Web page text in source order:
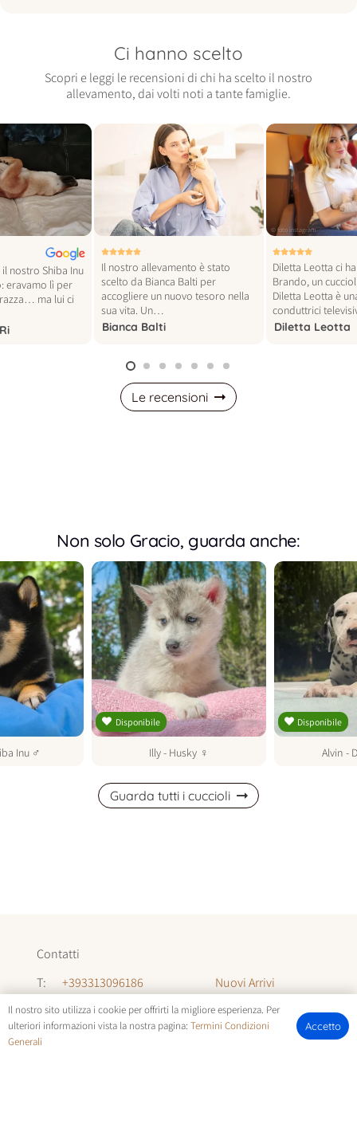
Ci hanno scelto
Scopri e leggi le recensioni di chi ha scelto il nostro
allevamento, dai volti noti a tante famiglie.
nostro Shiba Inu
eravamo lì per
ma lui ci
© foto vogue italia
Il nostro allevamento è stato
scelto da Bianca Balti per
accogliere un nuovo tesoro nella
sua vita. Un…
Bianca Balti
© foto instagram
Diletta Leotta ci
Brando, un
Diletta Leotta è
conduttrici
Diletta Leotta
Le recensioni
Non solo Gracio, guarda anche:
Inu ♂
Disponibile
Illy- Husky ♀
Disponibile
Alvin -
Guarda tutti i cuccioli
Contatti
T:
+393313096186
T:
+393294142035
E:
Nuovi Arrivi
Informazioni
Chi Siamo
Il nostro sito utilizza i cookie per offrirti la migliore esperienza. Per
ulteriori informazioni vista la nostra pagina: Termini Condizioni
Generali
Accetto